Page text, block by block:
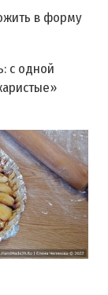
в форму
с одной